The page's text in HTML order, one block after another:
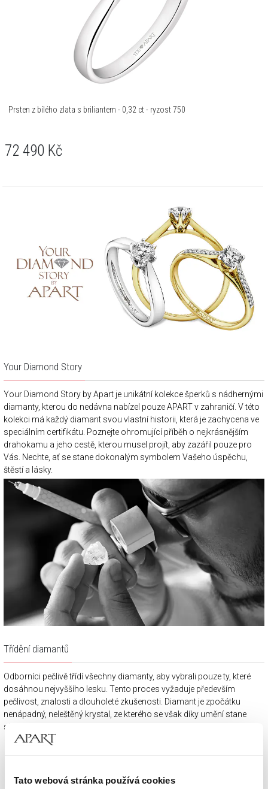
Tato webová stránka používá cookies
Prsten z bílého zlata s briliantem - 0,32 ct - ryzost 750
72 490 Kč
Your Diamond Story
Your Diamond Story by Apart je unikátní kolekce šperků s nádhernými
diamanty, kterou do nedávna nabízel pouze APART v zahraničí. V této
kolekci má každý diamant svou vlastní historii, která je zachycena ve
speciálním certifikátu. Poznejte ohromující příběh o nejkrásnějším
drahokamu a jeho cestě, kterou musel projít, aby zazářil pouze pro
Vás. Nechte, ať se stane dokonalým symbolem Vašeho úspěchu,
štěstí a lásky.
Třídění diamantů
Odborníci pečlivě třídí všechny diamanty, aby vybrali pouze ty, které
dosáhnou nejvyššího lesku. Tento proces vyžaduje především
pečlivost, znalosti a dlouholeté zkušenosti. Diamant je zpočátku
nenápadný, neleštěný krystal, ze kterého se však díky umění stane
skutečný klenot.